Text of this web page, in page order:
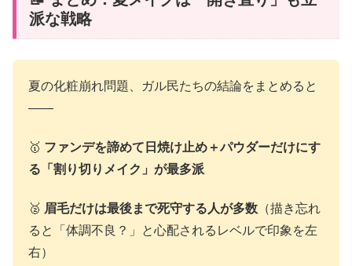
派な戦略
夏の化粧崩れ問題、ガル民たちの結論をまとめると
――
🥇 ファンデを諦めて日焼け止め＋パウダーだけにす
る「割り切りメイク」が最多派
🥈 眉毛だけは最後まで死守する人が多数 （描き忘れ
ると「体調不良？」と心配されるレベルで印象を左
右）